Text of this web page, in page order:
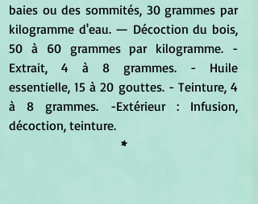
baies ou des sommités, 30 grammes par
kilogramme d'eau. — Décoction du bois,
50 à 60 grammes par kilogramme. -
Extrait, 4 à 8 grammes. - Huile
essentielle, 15 à 20 gouttes. - Teinture, 4
à 8 grammes. -Extérieur : Infusion,
décoction, teinture.
*